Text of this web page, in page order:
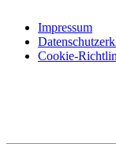
Impressum
Cookie-